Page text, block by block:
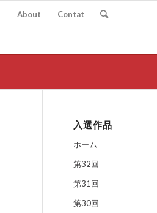
About Contat
入選作品
ホーム
第32回
第31回
第30回